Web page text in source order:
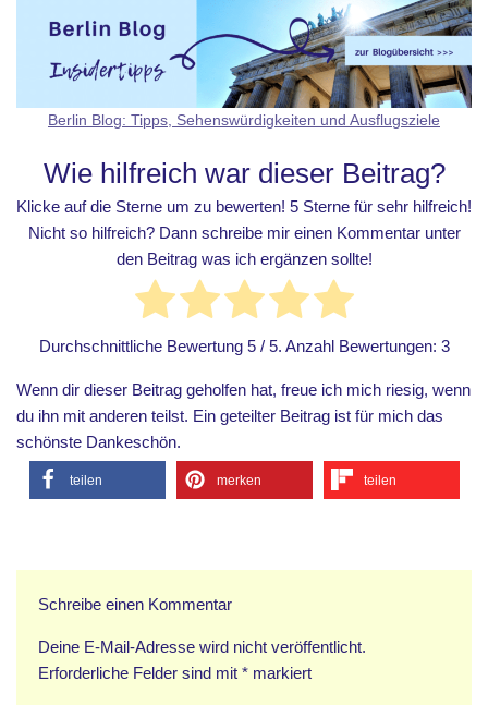
Berlin Blog: Tipps, Sehenswürdigkeiten und Ausflugsziele
Wie hilfreich war dieser Beitrag?
Klicke auf die Sterne um zu bewerten! 5 Sterne für sehr hilfreich!
Nicht so hilfreich? Dann schreibe mir einen Kommentar unter
den Beitrag was ich ergänzen sollte!
Durchschnittliche Bewertung 5/ 5. Anzahl Bewertungen: 3
Wenn dir dieser Beitrag geholfen hat, freue ich mich riesig, wenn
du ihn mit anderen teilst. Ein geteilter Beitrag ist für mich das
schönste Dankeschön.
teilen merken teilen
Schreibe einen Kommentar
Deine E-Mail-Adresse wird nicht veröffentlicht.
Erforderliche Felder sind mit * markiert